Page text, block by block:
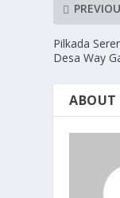
Pilkada
Desa Way
ABOUT